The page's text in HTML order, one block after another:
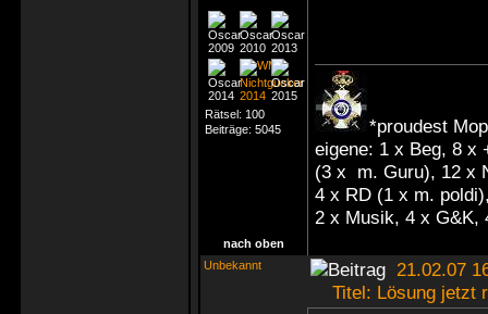
Rätsel: 100
Beiträge: 5045
*proudest
eigene: 1 x Beg, 8 x
(3 x m. Guru), 12 x
4 x RD (1 x m.
2 x Musik, 4 x G&K,
nach oben
Unbekannt
21.02.07
Titel: Lösung jetzt